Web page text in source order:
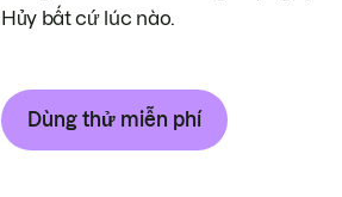
Hủy bất cứ lúc nào.
Dùng thử miễn phí